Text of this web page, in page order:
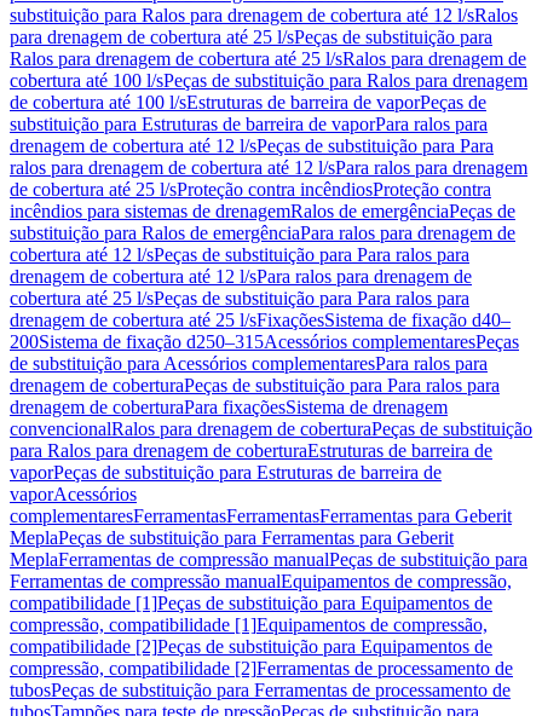
substituição para Ralos para drenagem de cobertura até 12 l/sRalos
para drenagem de cobertura até 25 l/sPeças de substituição para
Ralos para drenagem de cobertura até 25 l/sRalos para drenagem de
cobertura até 100 l/sPeças de substituição para Ralos para drenagem
de cobertura até 100 l/sEstruturas de barreira de vaporPeças de
substituição para Estruturas de barreira de vaporPara ralos para
drenagem de cobertura até 12 l/sPeças de substituição para Para
ralos para drenagem de cobertura até 12 l/sPara ralos para drenagem
de cobertura até 25 l/sProteção contra incêndiosProteção contra
incêndios para sistemas de drenagemRalos de emergênciaPeças de
substituição para Ralos de emergênciaPara ralos para drenagem de
cobertura até 12 l/sPeças de substituição para Para ralos para
drenagem de cobertura até 12 l/sPara ralos para drenagem de
cobertura até 25 l/sPeças de substituição para Para ralos para
drenagem de cobertura até 25 l/sFixaçõesSistema de fixação d40–
200Sistema de fixação d250–315Acessórios complementaresPeças
de substituição para Acessórios complementaresPara ralos para
drenagem de coberturaPeças de substituição para Para ralos para
drenagem de coberturaPara fixaçõesSistema de drenagem
convencionalRalos para drenagem de coberturaPeças de substituição
para Ralos para drenagem de coberturaEstruturas de barreira de
vaporPeças de substituição para Estruturas de barreira de
vaporAcessórios
complementaresFerramentasFerramentasFerramentas para Geberit
MeplaPeças de substituição para Ferramentas para Geberit
MeplaFerramentas de compressão manualPeças de substituição para
Ferramentas de compressão manualEquipamentos de compressão,
compatibilidade [1]Peças de substituição para Equipamentos de
compressão, compatibilidade [1]Equipamentos de compressão,
compatibilidade [2]Peças de substituição para Equipamentos de
compressão, compatibilidade [2]Ferramentas de processamento de
tubosPeças de substituição para Ferramentas de processamento de
tubosTampões para teste de pressãoPeças de substituição para